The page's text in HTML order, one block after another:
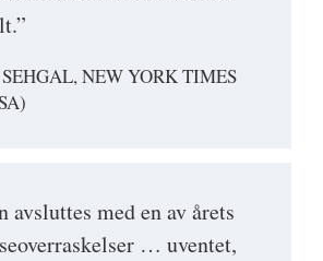
NEW YORK TIMES
avsluttes med en av årets
… uventet,